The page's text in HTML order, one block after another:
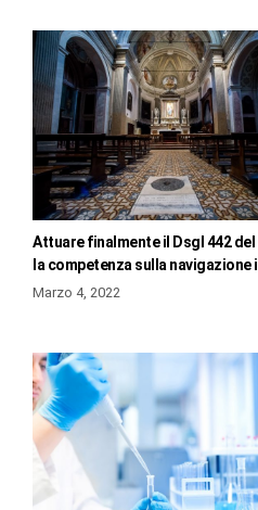
Attuare finalmente il Dsgl 442
la competenza sulla navigazione
Marzo 4, 2022